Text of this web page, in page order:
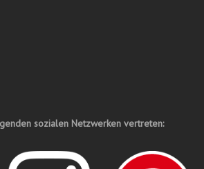
sozialen Netzwerken vertreten: